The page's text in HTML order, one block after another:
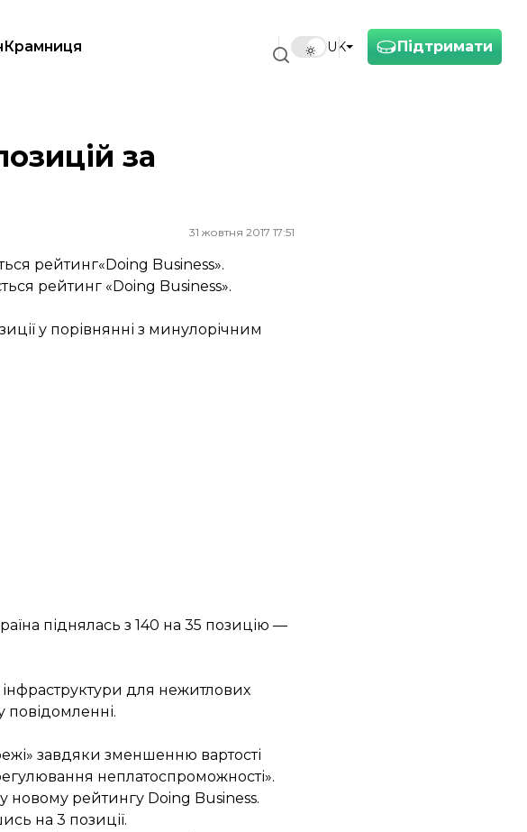
Підтримати
UK
Крамниця
за
31 жовтня 2017 17:51
рейтинг«Doing Business».
рейтинг «Doing Business».
у порівнянні з минулорічним
піднялась з 140 на 35 позицію —
для нежитлових
повідомленні.
завдяки зменшенню вартості
неплатоспроможності».
новому рейтингу Doing Business.
на 3 позиції.